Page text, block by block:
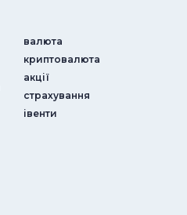
валюта
криптовалюта
акції
страхування
iвенти